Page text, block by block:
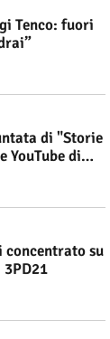
Tenco: fuori
di "Storie
YouTube di
concentrato su